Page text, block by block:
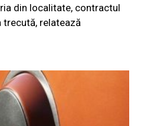
din localitate, contractul
relatează